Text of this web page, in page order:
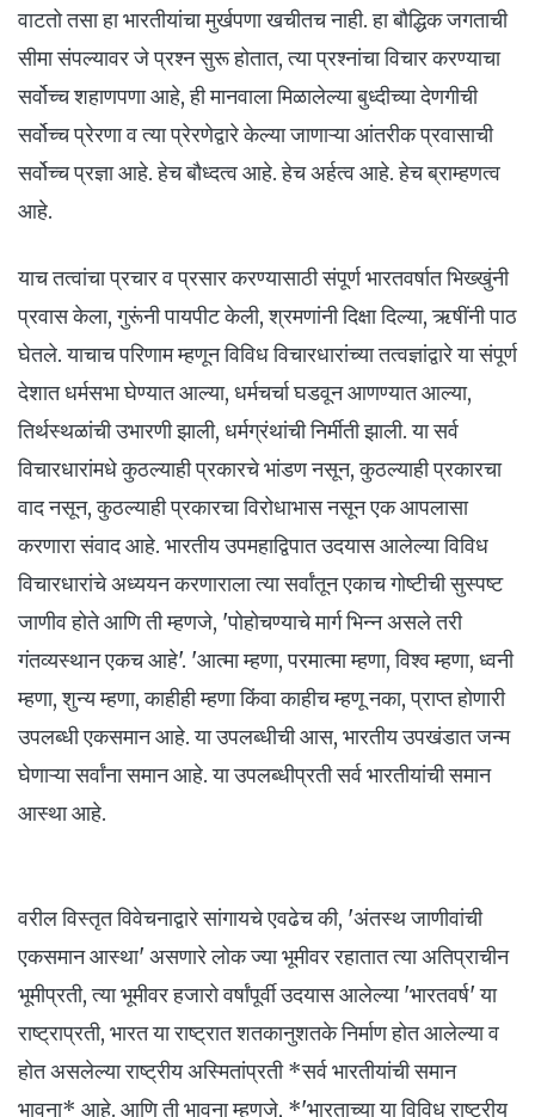
वाटतो तसा हा भारतीयांचा मुर्खपणा खचीतच नाही. हा बौद्धिक जगताची
सीमा संपल्यावर जे प्रश्न सुरू होतात, त्या प्रश्नांचा विचार करण्याचा
सर्वोच्च शहाणपणा आहे, ही मानवाला मिळालेल्या बुध्दीच्या देणगीची
सर्वोच्च प्रेरणा व त्या प्रेरणेद्वारे केल्या जाणाऱ्या आंतरीक प्रवासाची
सर्वोच्च प्रज्ञा आहे. हेच बौध्दत्व आहे. हेच अर्हत्व आहे. हेच ब्राम्हणत्व
आहे.
याच तत्वांचा प्रचार व प्रसार करण्यासाठी संपूर्ण भारतवर्षात भिख्खुंनी
प्रवास केला, गुरूंनी पायपीट केली, श्रमणांनी दिक्षा दिल्या, ऋषींनी पाठ
घेतले. याचाच परिणाम म्हणून विविध विचारधारांच्या तत्वज्ञांद्वारे या संपूर्ण
देशात धर्मसभा घेण्यात आल्या, धर्मचर्चा घडवून आणण्यात आल्या,
तिर्थस्थळांची उभारणी झाली, धर्मग्रंथांची निर्मीती झाली. या सर्व
विचारधारांमधे कुठल्याही प्रकारचे भांडण नसून, कुठल्याही प्रकारचा
वाद नसून, कुठल्याही प्रकारचा विरोधाभास नसून एक आपलासा
करणारा संवाद आहे. भारतीय उपमहाद्विपात उदयास आलेल्या विविध
विचारधारांचे अध्ययन करणाराला त्या सर्वांतून एकाच गोष्टीची सुस्पष्ट
जाणीव होते आणि ती म्हणजे, 'पोहोचण्याचे मार्ग भिन्न असले तरी
गंतव्यस्थान एकच आहे'‌. 'आत्मा म्हणा, परमात्मा म्हणा, विश्व म्हणा, ध्वनी
म्हणा, शुन्य म्हणा, काहीही म्हणा किंवा काहीच म्हणू नका, प्राप्त होणारी
उपलब्धी एकसमान आहे. या उपलब्धीची आस, भारतीय उपखंडात जन्म
घेणाऱ्या सर्वांना समान आहे. या उपलब्धीप्रती सर्व भारतीयांची समान
आस्था आहे.
वरील विस्तृत विवेचनाद्वारे सांगायचे एवढेच की, 'अंतस्थ जाणीवांची
एकसमान आस्था' असणारे लोक ज्या भूमीवर रहातात त्या अतिप्राचीन
भूमीप्रती, त्या भूमीवर हजारो वर्षांपूर्वी उदयास आलेल्या 'भारतवर्ष' या
राष्ट्राप्रती, भारत या राष्ट्रात शतकानुशतके निर्माण होत आलेल्या व
होत असलेल्या राष्ट्रीय अस्मितांप्रती *सर्व भारतीयांची समान
भावना* आहे. आणि ती भावना म्हणजे, *'भारताच्या या विविध राष्ट्रीय